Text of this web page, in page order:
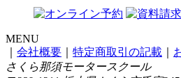
MENU
会社概要 特定商取引の記載
さくら那須モータースクール